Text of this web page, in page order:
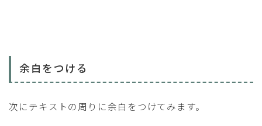
余白をつける
次にテキストの周りに余白をつけてみます。